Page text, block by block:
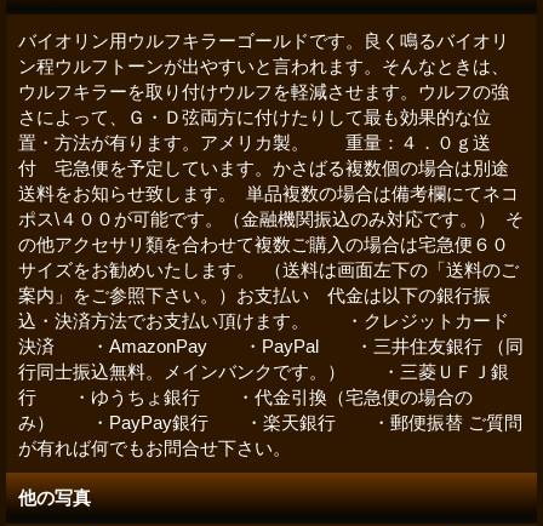
バイオリン用ウルフキラーゴールドです。良く鳴るバイオリ
ン程ウルフトーンが出やすいと言われます。そんなときは、
ウルフキラーを取り付けウルフを軽減させます。ウルフの強
さによって、Ｇ・Ｄ弦両方に付けたりして最も効果的な位
置・方法が有ります。アメリカ製。 重量：４．０ｇ送
付 宅急便を予定しています。かさばる複数個の場合は別途
送料をお知らせ致します。 単品複数の場合は備考欄にてネコ
ポス\４００が可能です。（金融機関振込のみ対応です。） そ
の他アクセサリ類を合わせて複数ご購入の場合は宅急便６０
サイズをお勧めいたします。 （送料は画面左下の「送料のご
案内」をご参照下さい。）お支払い 代金は以下の銀行振
込・決済方法でお支払い頂けます。 ・クレジットカード
決済 ・AmazonPay ・PayPal ・三井住友銀行 （同
行同士振込無料。メインバンクです。） ・三菱ＵＦＪ銀
行 ・ゆうちょ銀行 ・代金引換（宅急便の場合の
み） ・PayPay銀行 ・楽天銀行 ・郵便振替 ご質問
が有れば何でもお問合せ下さい。
他の写真